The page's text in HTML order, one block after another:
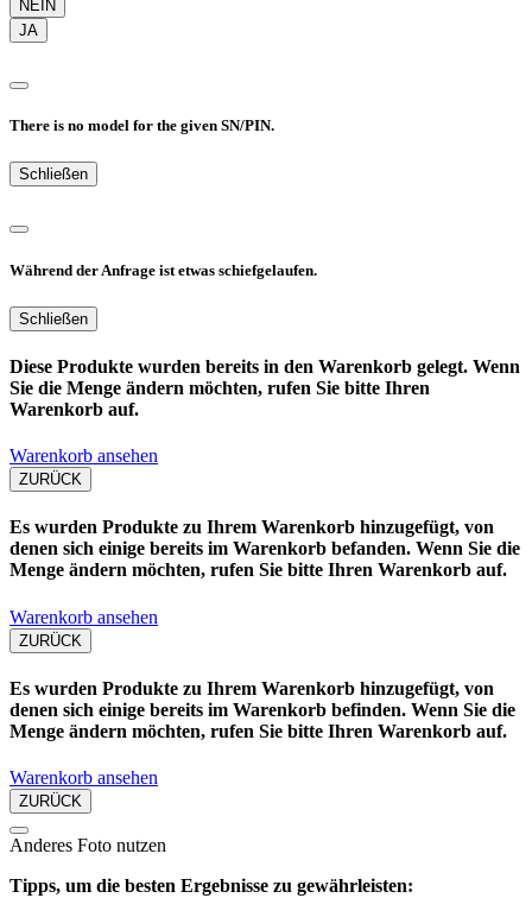
NEIN
JA
There is no model for the given SN/PIN.
Schließen
Während der Anfrage ist etwas schiefgelaufen.
Schließen
Diese Produkte wurden bereits in den Warenkorb gelegt. Wenn
Sie die Menge ändern möchten, rufen Sie bitte Ihren
Warenkorb auf.
Warenkorb ansehen
ZURÜCK
Es wurden Produkte zu Ihrem Warenkorb hinzugefügt, von
denen sich einige bereits im Warenkorb befanden. Wenn Sie die
Menge ändern möchten, rufen Sie bitte Ihren Warenkorb auf.
Warenkorb ansehen
ZURÜCK
Es wurden Produkte zu Ihrem Warenkorb hinzugefügt, von
denen sich einige bereits im Warenkorb befinden. Wenn Sie die
Menge ändern möchten, rufen Sie bitte Ihren Warenkorb auf.
Warenkorb ansehen
ZURÜCK
Anderes Foto nutzen
Tipps, um die besten Ergebnisse zu gewährleisten: